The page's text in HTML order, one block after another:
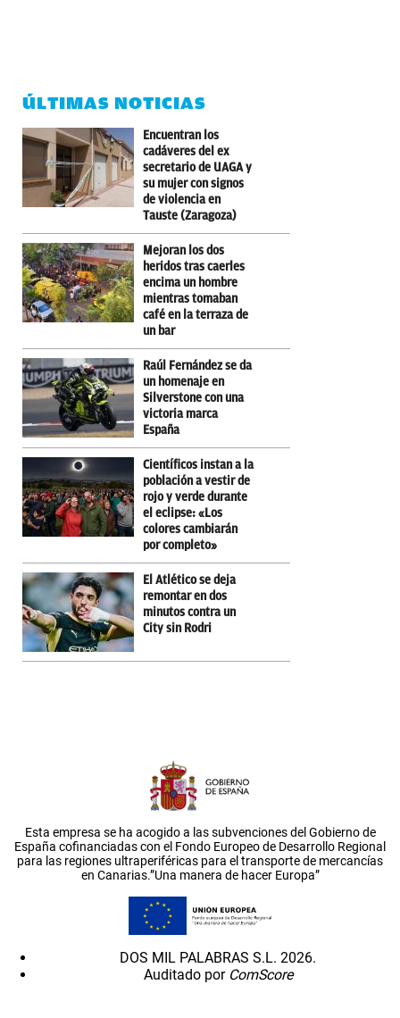
ÚLTIMAS NOTICIAS
Encuentran los
cadáveres del ex
secretario de UAGA y
su mujer con signos
de violencia en
Tauste (Zaragoza)
Mejoran los dos
heridos tras caerles
encima un hombre
mientras tomaban
café en la terraza de
un bar
Raúl Fernández se da
un homenaje en
Silverstone con una
victoria marca
España
Científicos instan a la
población a vestir de
rojo y verde durante
el eclipse: «Los
colores cambiarán
por completo»
El Atlético se deja
remontar en dos
minutos contra un
City sin Rodri
Esta empresa se ha acogido a las subvenciones del Gobierno de
España cofinanciadas con el Fondo Europeo de Desarrollo Regional
para las regiones ultraperiféricas para el transporte de mercancías
en Canarias.”Una manera de hacer Europa”
DOS MIL PALABRAS S.L. 2026.
Auditado por ComScore